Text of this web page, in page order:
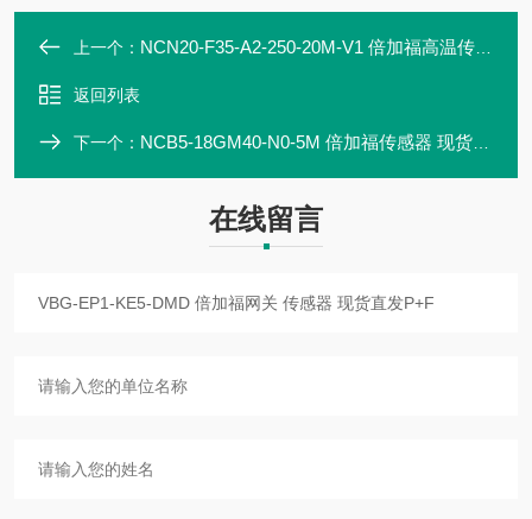
上一个： NCN20-F35-A2-250-20M-V1 倍加福高温传感器 现货直发
返回列表
下一个： NCB5-18GM40-N0-5M 倍加福传感器 现货直发
在线留言